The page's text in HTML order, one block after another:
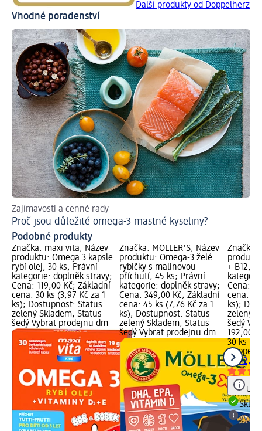
Další produkty od Doppelherz
Vhodné poradenství
Zajímavosti a cenné rady
Proč jsou důležité omega-3 mastné kyseliny?
Podobné produkty
Značka: maxi vita; Název
produktu: Omega 3 kapsle
rybí olej, 30 ks; Právní
kategorie: doplněk stravy;
Cena: 119,00 Kč; Základní
cena: 30 ks (3,97 Kč za 1
ks); Dostupnost: Status
zelený Skladem, Status
šedý Vybrat prodejnu dm
Značka: MÖLLER'S; Název
produktu: Omega-3 želé
rybičky s malinovou
příchutí, 45 ks; Právní
kategorie: doplněk stravy;
Cena: 349,00 Kč; Základní
cena: 45 ks (7,76 Kč za 1
ks); Dostupnost: Status
zelený Skladem, Status
šedý Vybrat prodejnu dm
Značka:
+ B12,
Cena:
cena: 30
ks);
zelený
šedý
192,00
30 ks
+ B12,